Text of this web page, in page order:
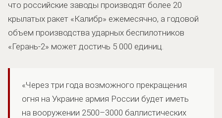
что российские заводы производят более 20
крылатых ракет «Калибр» ежемесячно, а годовой
объем производства ударных беспилотников
«Герань-2» может достичь 5 000 единиц.
«Через три года возможного прекращения
огня на Украине армия России будет иметь
на вооружении 2500–3000 баллистических